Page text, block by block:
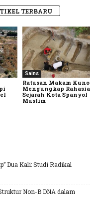
TERBARU
Sains
Ratusan Makam Kuno
Mengungkap Rahasia
Sejarah Kota Spanyol
Muslim
Dua Kali: Studi Radikal
Non-B DNA dalam